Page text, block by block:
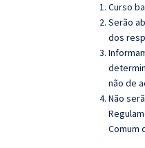
Curso
Serão
dos
não de
Não
Comum